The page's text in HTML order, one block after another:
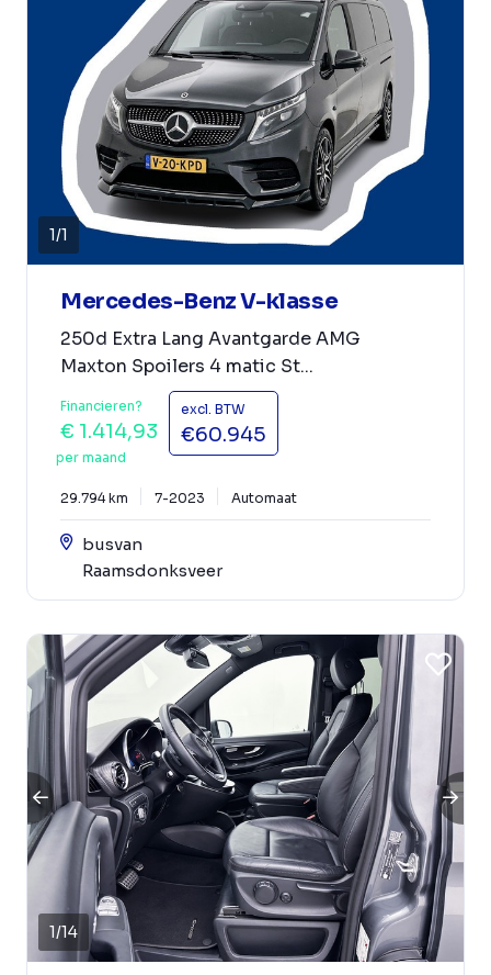
1/1
Mercedes-Benz V-klasse
250d Extra Lang Avantgarde AMG
Maxton Spoilers 4 matic St...
Financieren?
€ 1.414,93
per maand
excl. BTW
€60.945
29.794 km 7-2023 Automaat
busvan
Raamsdonksveer
1/14